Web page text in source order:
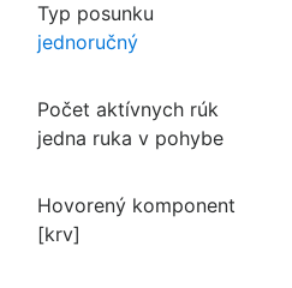
Typ posunku
jednoručný
Počet aktívnych rúk
jedna ruka v pohybe
Hovorený komponent
[krv]